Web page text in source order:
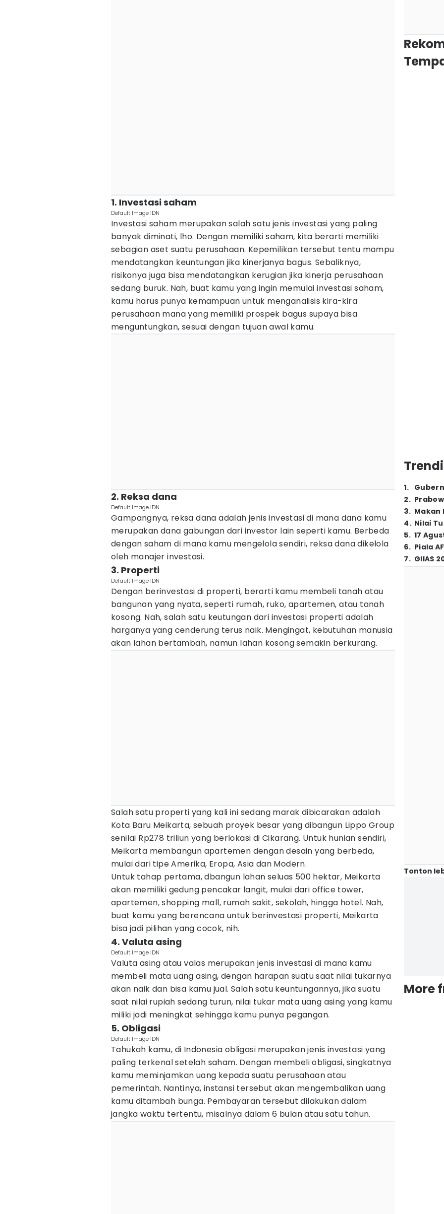
1. Investasi saham
Default Image IDN
Investasi saham merupakan salah satu jenis investasi yang paling
banyak diminati, lho. Dengan memiliki saham, kita berarti memiliki
sebagian aset suatu perusahaan. Kepemilikan tersebut tentu mampu
mendatangkan keuntungan jika kinerjanya bagus. Sebaliknya,
risikonya juga bisa mendatangkan kerugian jika kinerja perusahaan
sedang buruk. Nah, buat kamu yang ingin memulai investasi saham,
kamu harus punya kemampuan untuk menganalisis kira-kira
perusahaan mana yang memiliki prospek bagus supaya bisa
menguntungkan, sesuai dengan tujuan awal kamu.
2. Reksa dana
Default Image IDN
Gampangnya, reksa dana adalah jenis investasi di mana dana kamu
merupakan dana gabungan dari investor lain seperti kamu. Berbeda
dengan saham di mana kamu mengelola sendiri, reksa dana dikelola
oleh manajer investasi.
3. Properti
Default Image IDN
Dengan berinvestasi di properti, berarti kamu membeli tanah atau
bangunan yang nyata, seperti rumah, ruko, apartemen, atau tanah
kosong. Nah, salah satu keutungan dari investasi properti adalah
harganya yang cenderung terus naik. Mengingat, kebutuhan manusia
akan lahan bertambah, namun lahan kosong semakin berkurang.
Salah satu properti yang kali ini sedang marak dibicarakan adalah
Kota Baru Meikarta, sebuah proyek besar yang dibangun Lippo Group
senilai Rp278 triliun yang berlokasi di Cikarang. Untuk hunian sendiri,
Meikarta membangun apartemen dengan desain yang berbeda,
mulai dari tipe Amerika, Eropa, Asia dan Modern.
Untuk tahap pertama, dbangun lahan seluas 500 hektar, Meikarta
akan memiliki gedung pencakar langit, mulai dari office tower,
apartemen, shopping mall, rumah sakit, sekolah, hingga hotel. Nah,
buat kamu yang berencana untuk berinvestasi properti, Meikarta
bisa jadi pilihan yang cocok, nih.
4. Valuta asing
Default Image IDN
Valuta asing atau valas merupakan jenis investasi di mana kamu
membeli mata uang asing, dengan harapan suatu saat nilai tukarnya
akan naik dan bisa kamu jual. Salah satu keuntungannya, jika suatu
saat nilai rupiah sedang turun, nilai tukar mata uang asing yang kamu
miliki jadi meningkat sehingga kamu punya pegangan.
5. Obligasi
Default Image IDN
Tahukah kamu, di Indonesia obligasi merupakan jenis investasi yang
paling terkenal setelah saham. Dengan membeli obligasi, singkatnya
kamu meminjamkan uang kepada suatu perusahaan atau
pemerintah. Nantinya, instansi tersebut akan mengembalikan uang
kamu ditambah bunga. Pembayaran tersebut dilakukan dalam
jangka waktu tertentu, misalnya dalam 6 bulan atau satu tahun.
1.
2.
3. Makan
4. Nilai
5. 17
6. Piala
7. GIIAS
Tonton
More